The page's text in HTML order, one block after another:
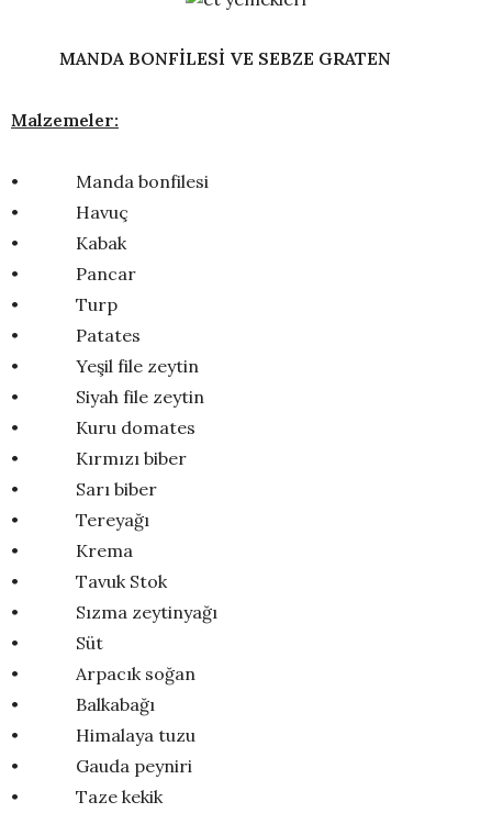
MANDA BONFİLESİ VE SEBZE GRATEN
Malzemeler:
• Manda bonfilesi
• Havuç
• Kabak
• Pancar
• Turp
• Patates
• Yeşil file zeytin
• Siyah file zeytin
• Kuru domates
• Kırmızı biber
• Sarı biber
• Tereyağı
• Krema
• Tavuk Stok
• Sızma zeytinyağı
• Süt
• Arpacık soğan
• Balkabağı
• Himalaya tuzu
• Gauda peyniri
• Taze kekik